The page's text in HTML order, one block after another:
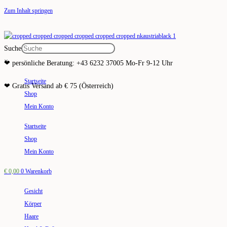
Zum Inhalt springen
❤ persönliche Beratung: +43 6232 37005 Mo-Fr 9-12 Uhr
❤ Gratis Versand ab € 75 (Österreich)
Suche
×
Startseite
Shop
Mein Konto
Startseite
Shop
Mein Konto
€ 0,00 0 Warenkorb
Gesicht
Körper
Haare